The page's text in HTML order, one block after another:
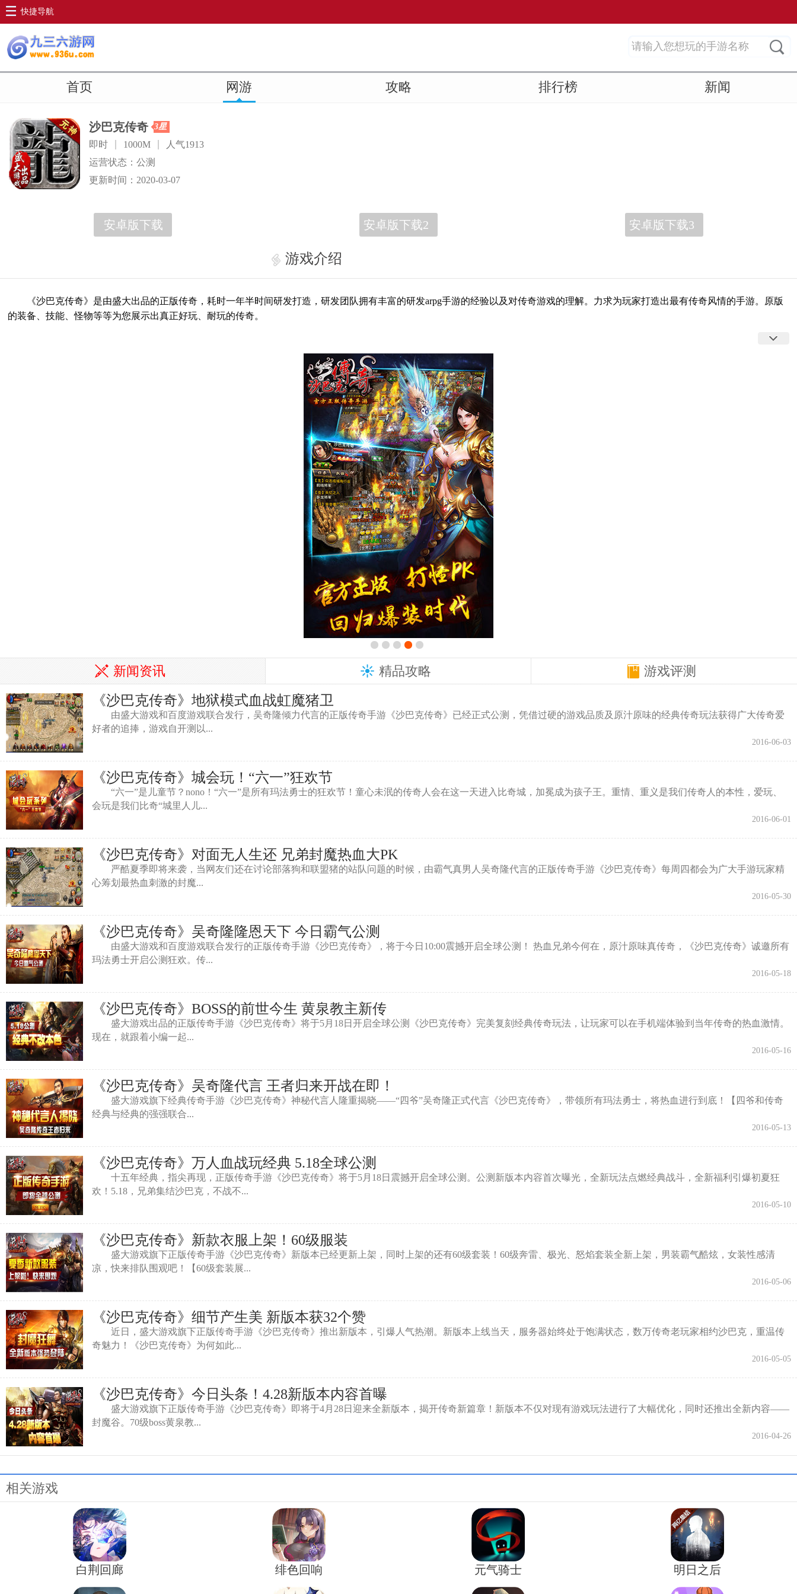
快捷导航
首页 网游 攻略 排行榜 新闻
沙巴克传奇 3星
即时 1000M
人气1913
运营状态：公测
更新时间：2020-03-07
安卓版下载 安卓版下载2 安卓版下载3
游戏介绍
《沙巴克传奇》是由盛大出品的正版传奇，耗时一年半时间研发打造，研发团队拥有丰富的研发arpg手游的经验以及对传奇游戏的理解。力求为玩家打造出最有传奇风情的手游。原版
的装备、技能、怪物等等为您展示出真正好玩、耐玩的传奇。
新闻资讯 精品攻略 游戏评测
《沙巴克传奇》地狱模式血战虹魔猪卫
由盛大游戏和百度游戏联合发行，吴奇隆倾力代言的正版传奇手游《沙巴克传奇》已经正式公测，凭借过硬的游戏品质及原汁原味的经典传奇玩法获得广大传奇爱
好者的追捧，游戏自开测以...
2016-06-03
《沙巴克传奇》城会玩！“六一”狂欢节
“六一”是儿童节？nono！“六一”是所有玛法勇士的狂欢节！童心未泯的传奇人会在这一天进入比奇城，加冕成为孩子王。重情、重义是我们传奇人的本性，爱玩、
会玩是我们比奇“城里人儿...
2016-06-01
《沙巴克传奇》对面无人生还 兄弟封魔热血大PK
严酷夏季即将来袭，当网友们还在讨论部落狗和联盟猪的站队问题的时候，由霸气真男人吴奇隆代言的正版传奇手游《沙巴克传奇》每周四都会为广大手游玩家精
心筹划最热血刺激的封魔...
2016-05-30
《沙巴克传奇》吴奇隆隆恩天下 今日霸气公测
由盛大游戏和百度游戏联合发行的正版传奇手游《沙巴克传奇》，将于今日10:00震撼开启全球公测！ 热血兄弟今何在，原汁原味真传奇，《沙巴克传奇》诚邀所有
玛法勇士开启公测狂欢。传...
2016-05-18
《沙巴克传奇》BOSS的前世今生 黄泉教主新传
盛大游戏出品的正版传奇手游《沙巴克传奇》将于5月18日开启全球公测《沙巴克传奇》完美复刻经典传奇玩法，让玩家可以在手机端体验到当年传奇的热血激情。
现在，就跟着小编一起...
2016-05-16
《沙巴克传奇》吴奇隆代言 王者归来开战在即！
盛大游戏旗下经典传奇手游《沙巴克传奇》神秘代言人隆重揭晓——“四爷”吴奇隆正式代言《沙巴克传奇》，带领所有玛法勇士，将热血进行到底！【四爷和传奇
经典与经典的强强联合...
2016-05-13
《沙巴克传奇》万人血战玩经典 5.18全球公测
十五年经典，指尖再现，正版传奇手游《沙巴克传奇》将于5月18日震撼开启全球公测。公测新版本内容首次曝光，全新玩法点燃经典战斗，全新福利引爆初夏狂
欢！5.18，兄弟集结沙巴克，不战不...
2016-05-10
《沙巴克传奇》新款衣服上架！60级服装
盛大游戏旗下正版传奇手游《沙巴克传奇》新版本已经更新上架，同时上架的还有60级套装！60级奔雷、极光、怒焰套装全新上架，男装霸气酷炫，女装性感清
凉，快来排队围观吧！【60级套装展...
2016-05-06
《沙巴克传奇》细节产生美 新版本获32个赞
近日，盛大游戏旗下正版传奇手游《沙巴克传奇》推出新版本，引爆人气热潮。新版本上线当天，服务器始终处于饱满状态，数万传奇老玩家相约沙巴克，重温传
奇魅力！《沙巴克传奇》为何如此...
2016-05-05
《沙巴克传奇》今日头条！4.28新版本内容首曝
盛大游戏旗下正版传奇手游《沙巴克传奇》即将于4月28日迎来全新版本，揭开传奇新篇章！新版本不仅对现有游戏玩法进行了大幅优化，同时还推出全新内容——
封魔谷。70级boss黄泉教...
2016-04-26
相关游戏
白荆回廊 绯色回响 元气骑士 明日之后